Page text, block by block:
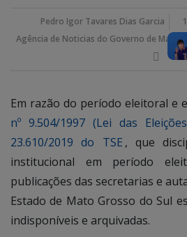
Pedro Igor Tavares Dias Garcia
Agência de Noticias do Governo de Mato
Em razão do período eleitoral e
nº 9.504/1997 (Lei das
23.610/2019 do TSE , que
institucional em período
publicações das secretarias e
Estado de Mato Grosso do Sul
indisponíveis e arquivadas.